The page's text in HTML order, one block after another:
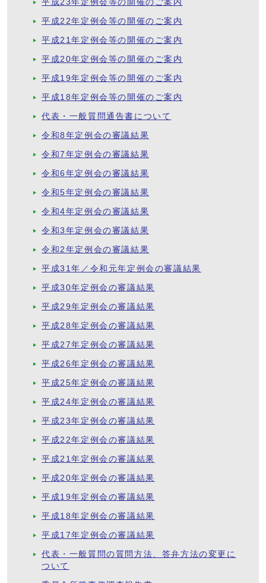
平成23年定例会等の開催のご案内
平成22年定例会等の開催のご案内
平成21年定例会等の開催のご案内
平成20年定例会等の開催のご案内
平成19年定例会等の開催のご案内
平成18年定例会等の開催のご案内
代表・一般質問通告書について
令和8年定例会の審議結果
令和7年定例会の審議結果
令和6年定例会の審議結果
令和5年定例会の審議結果
令和4年定例会の審議結果
令和3年定例会の審議結果
令和2年定例会の審議結果
平成31年／令和元年定例会の審議結果
平成30年定例会の審議結果
平成29年定例会の審議結果
平成28年定例会の審議結果
平成27年定例会の審議結果
平成26年定例会の審議結果
平成25年定例会の審議結果
平成24年定例会の審議結果
平成23年定例会の審議結果
平成22年定例会の審議結果
平成21年定例会の審議結果
平成20年定例会の審議結果
平成19年定例会の審議結果
平成18年定例会の審議結果
平成17年定例会の審議結果
代表・一般質問の質問方法、答弁方法の変更に
ついて